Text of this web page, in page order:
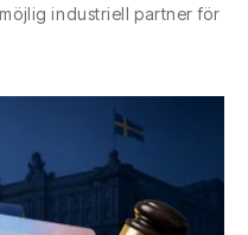
industriell partner för